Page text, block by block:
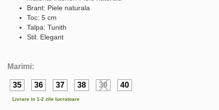
Brant: Piele naturala
Toc: 5 cm
Talpa: Tunith
Stil: Elegant
Marimi:
35 36 37 38 39 40
Livrare in 1-2 zile lucratoare